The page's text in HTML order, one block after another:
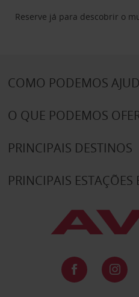
Reserve já para descobrir o
COMO PODEMOS
O QUE PODEMOS
PRINCIPAIS DESTINOS
PRINCIPAIS